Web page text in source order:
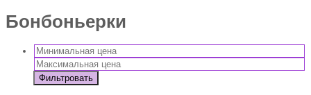
Бонбоньерки
Фильтровать